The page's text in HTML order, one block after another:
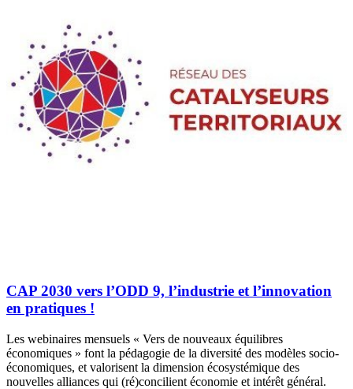
CAP 2030 vers l’ODD 9, l’industrie et l’innovation
en pratiques !
Les webinaires mensuels « Vers de nouveaux équilibres
économiques » font la pédagogie de la diversité des modèles socio-
économiques, et valorisent la dimension écosystémique des
nouvelles alliances qui (ré)concilient économie et intérêt général.